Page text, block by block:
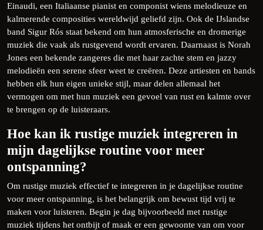
Einaudi, een Italiaanse pianist en componist wiens melodieuze en
kalmerende composities wereldwijd geliefd zijn. Ook de IJslandse
band Sigur Rós staat bekend om hun atmosferische en dromerige
muziek die vaak als rustgevend wordt ervaren. Daarnaast is Norah
Jones een bekende zangeres die met haar zachte stem en jazzy
melodieën een serene sfeer weet te creëren. Deze artiesten en bands
hebben elk hun eigen unieke stijl, maar delen allemaal het
vermogen om met hun muziek een gevoel van rust en kalmte over
te brengen op de luisteraars.
Hoe kan ik rustige muziek integreren in
mijn dagelijkse routine voor meer
ontspanning?
Om rustige muziek effectief te integreren in je dagelijkse routine
voor meer ontspanning, is het belangrijk om bewust tijd vrij te
maken voor luisteren. Begin je dag bijvoorbeeld met rustige
muziek tijdens het ontbijt of maak er een gewoonte van om voor